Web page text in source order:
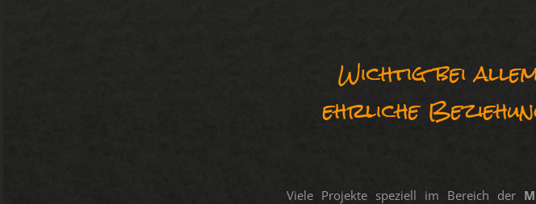
Wichtig bei
ehrliche
Viele Projekte speziell im Bereich der